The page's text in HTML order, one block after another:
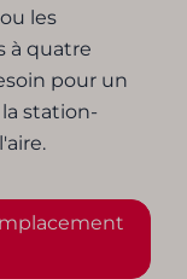
les
à quatre
pour un
station-